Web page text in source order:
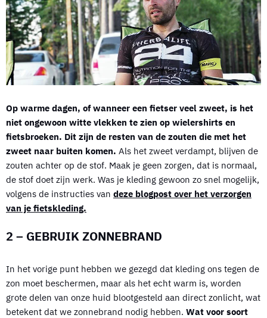
Op warme dagen, of wanneer een fietser veel zweet, is het
niet ongewoon witte vlekken te zien op wielershirts en
fietsbroeken. Dit zijn de resten van de zouten die met het
zweet naar buiten komen. Als het zweet verdampt, blijven de
zouten achter op de stof. Maak je geen zorgen, dat is normaal,
de stof doet zijn werk. Was je kleding gewoon zo snel mogelijk,
volgens de instructies van deze blogpost over het verzorgen
van je fietskleding.
2 – GEBRUIK ZONNEBRAND
In het vorige punt hebben we gezegd dat kleding ons tegen de
zon moet beschermen, maar als het echt warm is, worden
grote delen van onze huid blootgesteld aan direct zonlicht, wat
betekent dat we zonnebrand nodig hebben. Wat voor soort